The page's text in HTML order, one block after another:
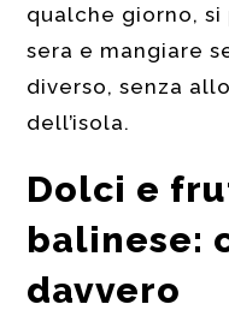
qualche giorno,
sera e mangiare
diverso, senza
dell’isola.
Dolci e
balinese:
davvero